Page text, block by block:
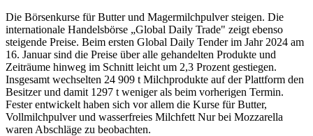
Die Börsenkurse für Butter und Magermilchpulver steigen. Die
internationale Handelsbörse „Global Daily Trade" zeigt ebenso
steigende Preise. Beim ersten Global Daily Tender im Jahr 2024 am
16. Januar sind die Preise über alle gehandelten Produkte und
Zeiträume hinweg im Schnitt leicht um 2,3 Prozent gestiegen.
Insgesamt wechselten 24 909 t Milchprodukte auf der Plattform den
Besitzer und damit 1297 t weniger als beim vorherigen Termin.
Fester entwickelt haben sich vor allem die Kurse für Butter,
Vollmilchpulver und wasserfreies Milchfett Nur bei Mozzarella
waren Abschläge zu beobachten.